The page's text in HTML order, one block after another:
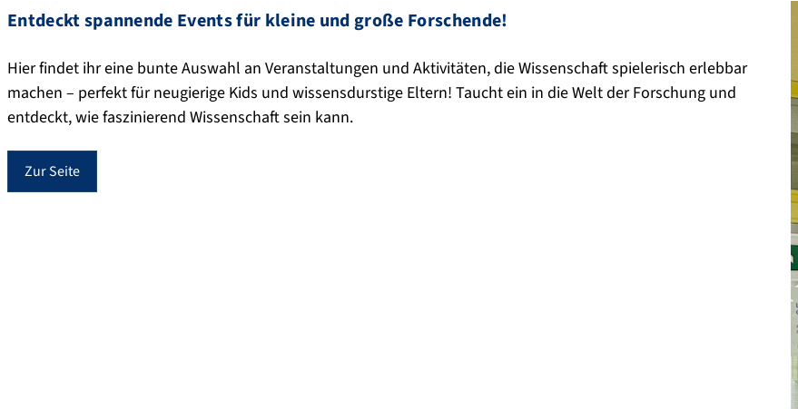
Entdeckt spannende Events für kleine und große Forschende!
Hier findet ihr eine bunte Auswahl an Veranstaltungen und Aktivitäten, die Wissenschaft spielerisch erlebbar
machen – perfekt für neugierige Kids und wissensdurstige Eltern! Taucht ein in die Welt der Forschung und
entdeckt, wie faszinierend Wissenschaft sein kann.
Zur Seite